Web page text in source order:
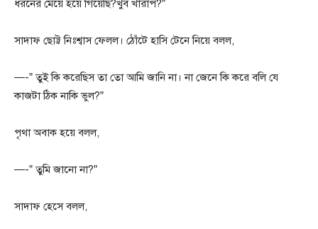
ধরনের মেয়ে হয়ে গিয়েছি?খুব খারাপ?”
সাদাফ ছোট্ট নিঃশ্বাস ফেলল। ঠোঁটে হাসি টেনে নিয়ে বলল,
—-” তুই কি করেছিস তা তো আমি জানি না। না জেনে কি করে বলি যে
কাজটা ঠিক নাকি ভুল?”
পৃথা অবাক হয়ে বলল,
—-” তুমি জানো না?”
সাদাফ হেসে বলল,